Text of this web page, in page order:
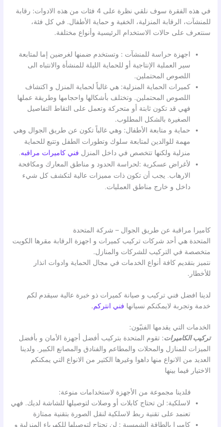
في هذه الفقرة سوف نلقي نظرة على 4 فئات من هذه الادوات: رقابة
للمنشآت، الرقابة المنزلية، الخفية و حماية الأطفال. في كل فئة،
سنتعرف على حالات الاستخدام الرئيسية وأنواع مختلفة.
اجهزة حراسة للمنشآت : وتستخدم ضمنها لغرضين إما لمتابعة
سير العملية الإنتاجية أو للحماية الليلة للمنشأة والانتباه الى
اللصوص المحتملين.
كميرات الحماية المنزلية: هي غالباً لحماية المنزل و اكتشاف
اللصوص المحتملين. وتختلف بأشكالها واحجامها وطريقة عملها
فهي قد تكون ثابتة أو متحركة وتعمل على التقاط التفاصيل
الصغيرة بالشكل المطلوب.
حماية و متابعة الأطفال: وهي غالباً تكون عن طريق الجوال وهي
مهمة للوالدين لمتابعة سلوك وتطورات الطفل وتتبع للحماية
منزلية ولكنها تتخصص في داخل المنزل فني كاميرات مراقبه.
لأغراض عسكرية :لحراسة الحدود و مناطق المعارك ومكافحة
الارهاب. يجب أن تكون ذات مميزات عالية لتكشف كل شيء
داخل و خارج مناطق العمليات.
كاميرا مراقبة عن طريق الجوال – شركة المتحدة
المتحدة هي أحد شركات تركيب كميرات و اجهزة الرقابة مقرها الكويت
متخصصة في التركيب للشركات والمنازل.
نتميز بتقديم كافة أنواع الخدمات في مجال الحماية وادوات انذار
للأخطار.
لدينا افضل فني تركيب و صيانة كميرات ذو خبرة عالية سيقدم لكم
خدمة وتجربة لايمكنكم نسيانها فني انتركم.
الخدمات التي يقدمها الفنيّون:
تركيب الكاميرات: تقوم المتحدة بتركيب أفضل أجهزة الأمان و بأفضل
الميزات للمنازل والمحلات والمطاعم والفنادق والمصانع الكبير. ولدينا
العديد من الانواع منها داهوا وغيرها الكثير من الانواع التي يمكنكم
الاختيار فيما بينها
فلدينا مجموعة من الأجهزة لاستخدامات منوعة:
لاسلكية: لن تحتاج كابلات أو وصلات لتوصيلها للشاشة لديك. فهي
تعنمد على تقنية ربط لاسلكية لنقل الصورة بتقنية ممتازة
كاميرا بالطاقة الشمسية : لن تحتاج لتوصيلها للكهرباء المنزلية و